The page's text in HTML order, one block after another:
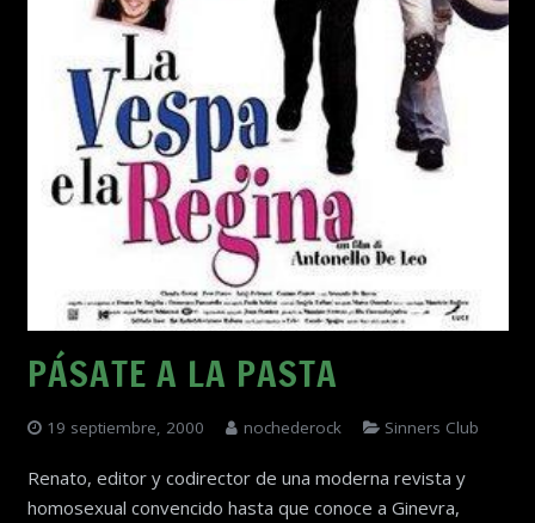
PÁSATE A LA PASTA
19 septiembre, 2000 nochederock Sinners Club
Renato, editor y codirector de una moderna revista y
homosexual convencido hasta que conoce a Ginevra,